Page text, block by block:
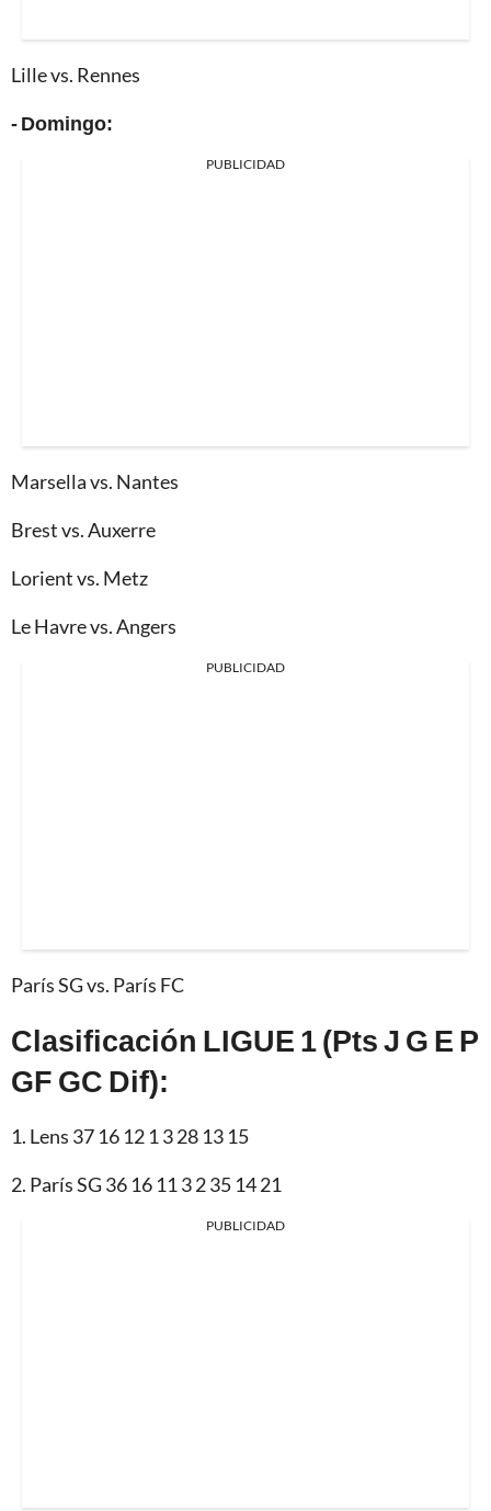
Lille vs. Rennes
- Domingo:
PUBLICIDAD
Marsella vs. Nantes
Brest vs. Auxerre
Lorient vs. Metz
Le Havre vs. Angers
PUBLICIDAD
París SG vs. París FC
Clasificación LIGUE 1 (Pts J G E P
GF GC Dif):
1. Lens 37 16 12 1 3 28 13 15
2. París SG 36 16 11 3 2 35 14 21
PUBLICIDAD